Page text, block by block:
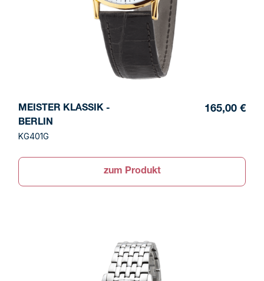
MEISTER KLASSIK -
BERLIN
KG401G
165,00 €
zum Produkt